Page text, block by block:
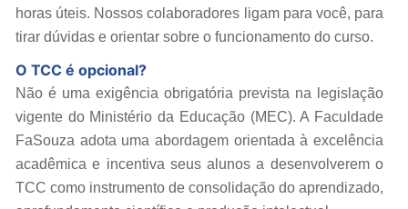
horas úteis. Nossos colaboradores ligam para você, para
tirar dúvidas e orientar sobre o funcionamento do curso.
O TCC é opcional?
Não é uma exigência obrigatória prevista na legislação
vigente do Ministério da Educação (MEC). A Faculdade
FaSouza adota uma abordagem orientada à excelência
acadêmica e incentiva seus alunos a desenvolverem o
TCC como instrumento de consolidação do aprendizado,